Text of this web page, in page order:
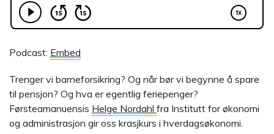
Podcast: Embed
Trenger vi barneforsikring? Og når bør vi begynne å spare
til pensjon? Og hva er egentlig feriepenger?
Førsteamanuensis Helge Nordahl fra Institutt for økonomi
og administrasjon gir oss krasjkurs i hverdagsøkonomi.